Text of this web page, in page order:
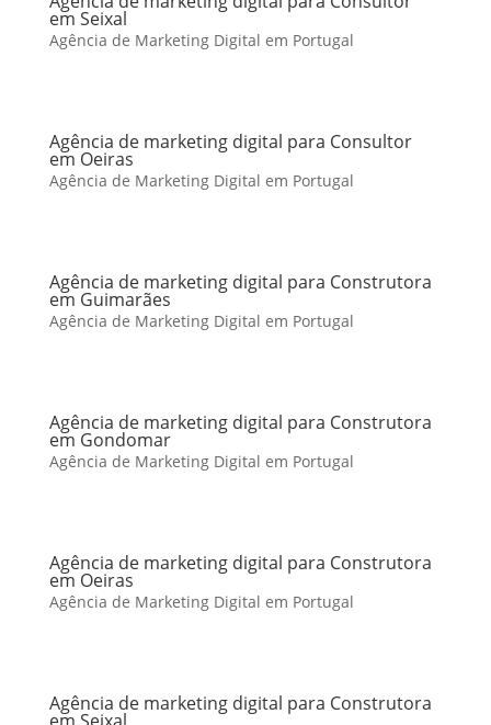
em Seixal
Agência de Marketing Digital em Portugal
Agência de marketing digital para Consultor
em Oeiras
Agência de Marketing Digital em Portugal
Agência de marketing digital para Construtora
em Guimarães
Agência de Marketing Digital em Portugal
Agência de marketing digital para Construtora
em Gondomar
Agência de Marketing Digital em Portugal
Agência de marketing digital para Construtora
em Oeiras
Agência de Marketing Digital em Portugal
Agência de marketing digital para Construtora